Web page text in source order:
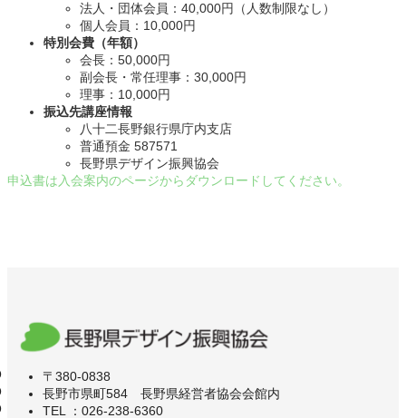
法人・団体会員：40,000円（人数制限なし）
個人会員：10,000円
特別会費（年額）
会長：50,000円
副会長・常任理事：30,000円
理事：10,000円
振込先講座情報
八十二長野銀行県庁内支店
普通預金 587571
長野県デザイン振興協会
申込書は入会案内のページからダウンロードしてください。
〒380-0838
長野市県町584 長野県経営者協会会館内
TEL ：026-238-6360